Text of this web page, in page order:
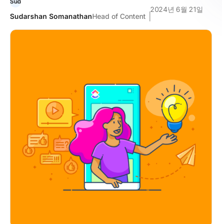
Sudarshan SomanathanHead of Content
2024년 6월 21일